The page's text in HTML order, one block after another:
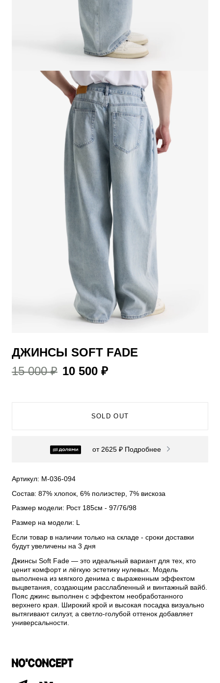
​ДЖИНСЫ SOFT FADE
15 000 ₽ 10 500 ₽
SOLD OUT
от 2625 ₽ Подробнее
Артикул: М-036-094
Состав: 87% хлопок, 6% полиэстер, 7% вискоза
Размер модели: Рост 185см - 97/76/98
Размер на модели: L
Если товар в наличии только на складе - сроки доставки
будут увеличены на 3 дня
Джинсы Soft Fade — это идеальный вариант для тех, кто
ценит комфорт и лёгкую эстетику нулевых. Модель
выполнена из мягкого денима с выраженным эффектом
выцветания, создающим расслабленный и винтажный вайб.
Пояс джинс выполнен с эффектом необработанного
верхнего края. Широкий крой и высокая посадка визуально
вытягивают силуэт, а светло-голубой оттенок добавляет
универсальности.